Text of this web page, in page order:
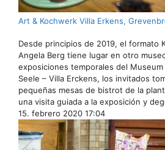
Art & Kochwerk Villa Erkens,
Desde principios de 2019, el formato
Angela Berg tiene lugar en otro
exposiciones temporales del
Seele – Villa Erckens, los invitados
pequeñas mesas de bistrot de la
una visita guiada a la exposición y
15. febrero 2020 17:04